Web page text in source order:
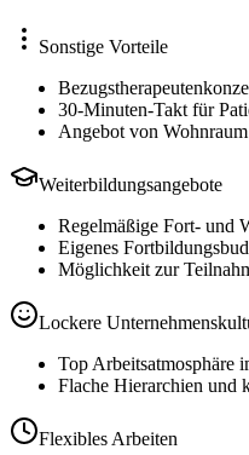
Sonstige Vorteile
30-Minuten-Takt für
Angebot von
Weiterbildungsangebote
Regelmäßige Fort- und
Eigenes
Möglichkeit zur
Lockere
Top Arbeitsatmosphäre
Flache Hierarchien und
Flexibles Arbeiten